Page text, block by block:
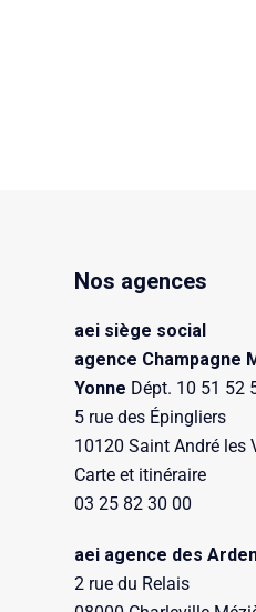
Nos agences
aei siège social
agence Champagne
Yonne Dépt. 10 51 52
5 rue des Épingliers
10120 Saint André les
Carte et itinéraire
03 25 82 30 00
aei agence des
2 rue du Relais